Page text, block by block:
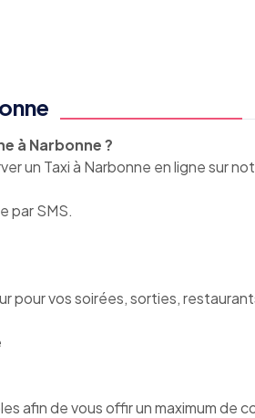
à Narbonne ?
un Taxi à Narbonne en ligne sur
par SMS.
pour vos soirées, sorties,
afin de vous offir un maximum de